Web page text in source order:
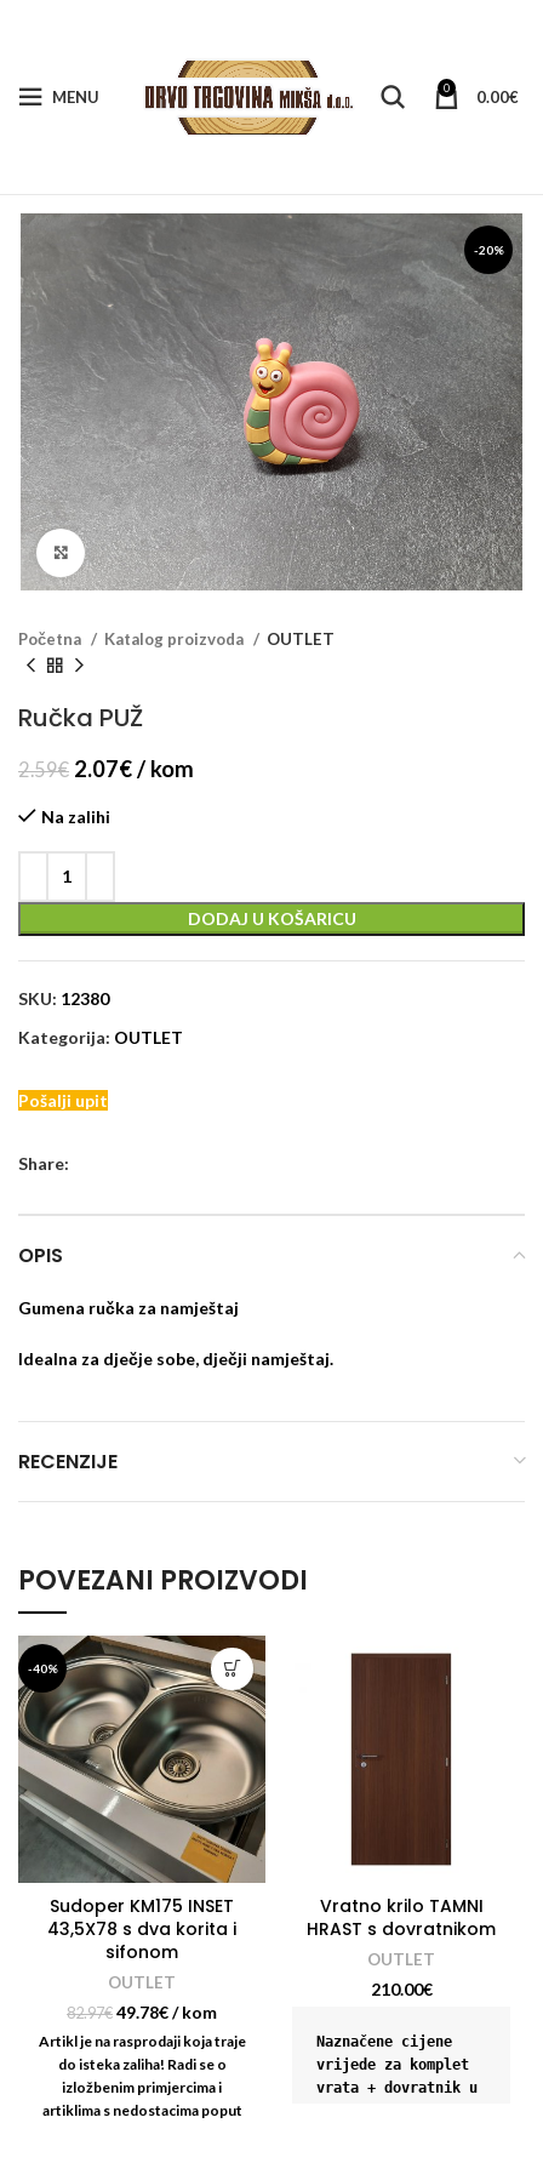
MENU 0 0.00€
-20%
Klikni za veći prikaz
Početna Katalog proizvoda OUTLET
Ručka PUŽ
2.59€ 2.07€/ kom
Na zalihi
DODAJ U KOŠARICU
SKU: 12380
Kategorija: OUTLET
Pošalji upit
Share:
OPIS
Gumena ručka za namještaj
Idealna za dječje sobe, dječji namještaj.
RECENZIJE
POVEZANI PROIZVODI
-40%
Sudoper KM175 INSET
43,5X78 s dva korita i
sifonom
OUTLET
82.97€ 49.78€/ kom
Artikl je na rasprodaji koja traje
do isteka zaliha! Radi se o
izložbenim primjercima i
artiklima s nedostacima poput
Vratno krilo TAMNI
HRAST s dovratnikom
OUTLET
210.00€
Naznačene cijene
vrijede za komplet
vrata + dovratnik u